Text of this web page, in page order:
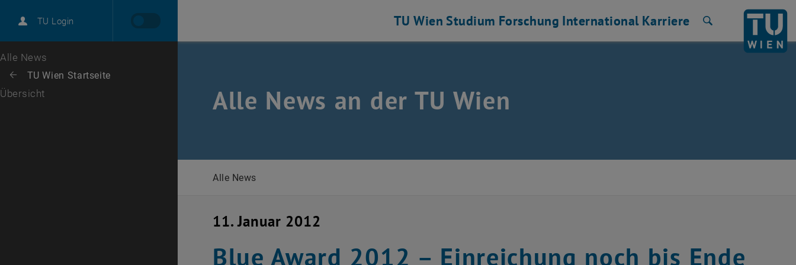
TU Login
Karriere
Zur 1. Menü Ebene
Alle News
Zurück: Subseiten von TU Wien Startseite auflisten
Zurück zur letzten Ebene:
TU Wien Startseite
Übersicht
TU Wien Studium Forschung International Karriere
Alle News an der TU Wien
Alle News
11. Januar 2012
Blue Award 2012 – Einreichung noch bis Ende